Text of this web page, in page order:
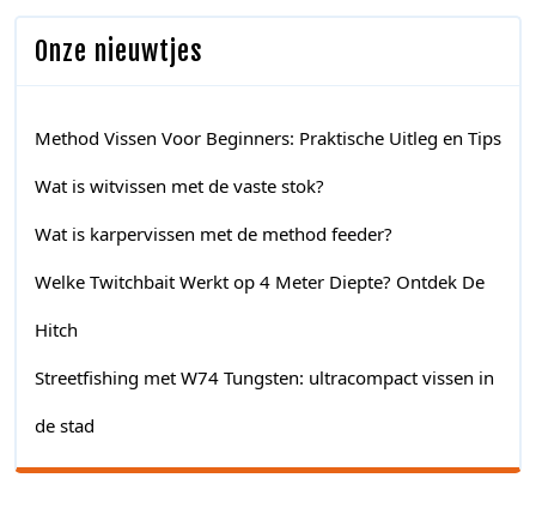
Onze nieuwtjes
Method Vissen Voor Beginners: Praktische Uitleg en Tips
Wat is witvissen met de vaste stok?
Wat is karpervissen met de method feeder?
Welke Twitchbait Werkt op 4 Meter Diepte? Ontdek De
Hitch
Streetfishing met W74 Tungsten: ultracompact vissen in
de stad